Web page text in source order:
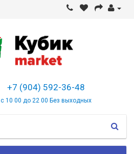
+7 (904) 592-36-48
с 10 00 до 22 00 Без выходных